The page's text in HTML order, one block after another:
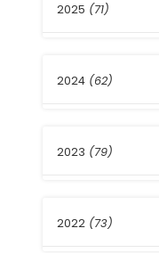
2025 (71)
Septiembre
Mayo
2024 (62)
Septiembre
Mayo
2023 (79)
Octubre
2022 (73)